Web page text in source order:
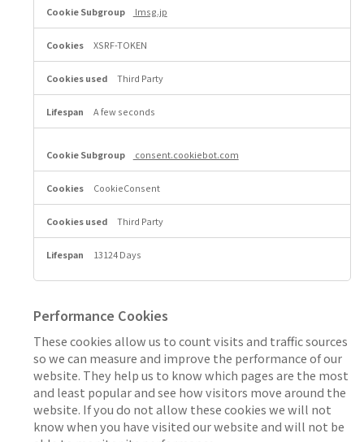
s
lmsg.jp
XSRF-TOKEN
Third Party
A few seconds
consent.cookiebot.com
CookieConsent
Third Party
13124 Days
Performance Cookies
These cookies allow us to count visits and traffic sources
so we can measure and improve the performance of our
website. They help us to know which pages are the most
and least popular and see how visitors move around the
website. If you do not allow these cookies we will not
know when you have visited our website and will not be